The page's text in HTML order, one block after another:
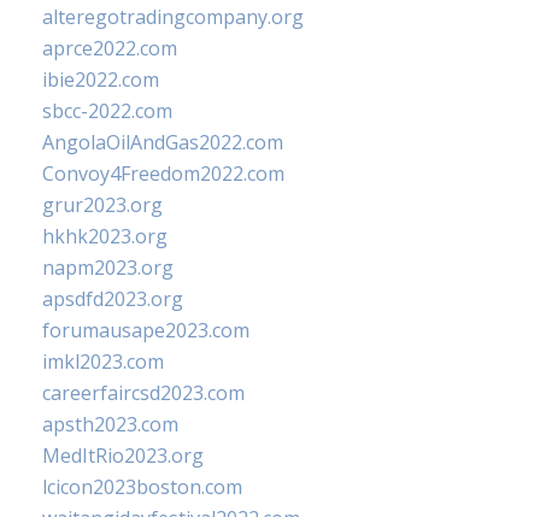
alteregotradingcompany.org
aprce2022.com
ibie2022.com
sbcc-2022.com
AngolaOilAndGas2022.com
Convoy4Freedom2022.com
grur2023.org
hkhk2023.org
napm2023.org
apsdfd2023.org
forumausape2023.com
imkl2023.com
careerfaircsd2023.com
apsth2023.com
MedItRio2023.org
lcicon2023boston.com